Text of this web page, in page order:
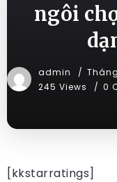
ngôi
admin
245 Views
0
[kkstarratings]